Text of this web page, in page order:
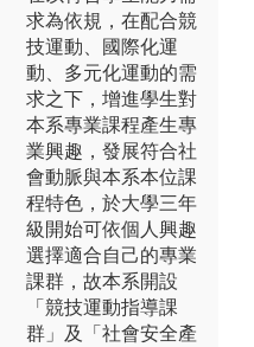
求為依規，在配合競
技運動、國際化運
動、多元化運動的需
求之下，增進學生對
本系專業課程產生專
業興趣，發展符合社
會動脈與本系本位課
程特色，於大學三年
級開始可依個人興趣
選擇適合自己的專業
課群，故本系開設
「競技運動指導課
群」及「社會安全產